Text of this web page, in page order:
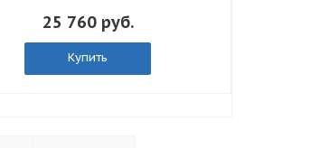
25 760 руб.
Купить